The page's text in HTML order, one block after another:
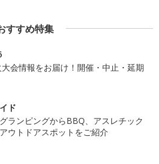
すすめ特集
会情報をお届け！開催・中止・延期
ド
ランピングからBBQ、アスレチック
ウトドアスポットをご紹介